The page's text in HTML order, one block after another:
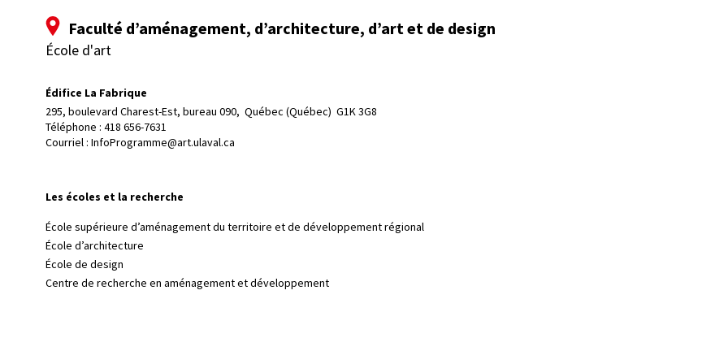
Faculté d’aménagement, d’architecture, d’art et de design
École d'art
Édifice La Fabrique
295, boulevard Charest-Est, bureau 090, Québec (Québec)  G1K 3G8
Téléphone : 418 656-7631
Courriel : InfoProgramme@art.ulaval.ca
Les écoles et la recherche
École supérieure d’aménagement du territoire et de développement régional
École d’architecture
École de design
Centre de recherche en aménagement et développement